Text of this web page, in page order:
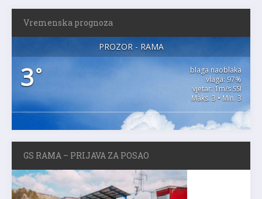
Vremenska prognoza
PROZOR - RAMA
3°
blaga naoblaka
vlaga: 97%
vjetar: 1m/s SSI
Maks. 3 • Min. 3
GS RAMA – PRIJAVA ZA POSAO